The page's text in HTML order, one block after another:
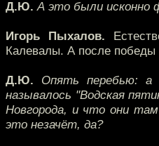
Д.Ю. А это были исконно
Игорь Пыхалов.
Калевалы. А после победы
Д.Ю. Опять перебью:
называлось "Водская
Новгорода, и что они
это незачёт, да?